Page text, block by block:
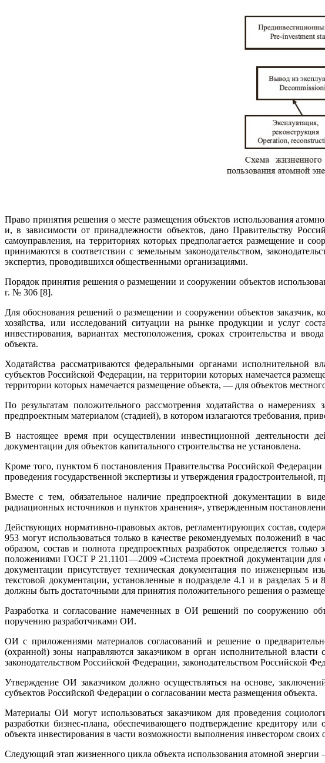
Право принятия решения о месте размещения объектов использования
и, в зависимости от принадлежности объектов, дано Правительству
самоуправления, на территориях которых предполагается размещение и
принимаются в соответствии с земельным законодательством,
экспертиз, проводившихся общественными организациями.
Порядок принятия решения о размещении и сооружении объектов
г. № 306 [8].
Для обоснования решений о размещении и сооружении объектов заказчик,
хозяйства, или исследований ситуации на рынке продукции и услуг
инвестирования, вариантах местоположения, сроках строительства и
объекта.
Ходатайства рассматриваются федеральными органами исполнительной
субъектов Российской Федерации, на территории которых намечается
территории которых намечается размещение объекта, — для объектов
По результатам положительного рассмотрения ходатайства о
предпроектным материалом (стадией), в котором излагаются требования,
В настоящее время при осуществлении инвестиционной деятельности
документации для объектов капитального строительства не установлена.
Кроме того, пунктом 6 постановления Правительства Российской
проведения государственной экспертизы и утверждения
Вместе с тем, обязательное наличие предпроектной документации в
радиационных источников и пунктов хранения», утвержденным
Действующих нормативно-правовых актов, регламентирующих состав,
953 могут использоваться только в качестве рекомендуемых положений в
образом, состав и полнота предпроектных разработок определяется
положениями ГОСТ Р 21.1101—2009 «Система проектной документации для
документации присутствует техническая документация по
текстовой документации, установленные в подразделе 4.1 и в
должны быть достаточными для принятия положительного решения о
Разработка и согласование намеченных в ОИ решений по сооружению
поручению разработчиками ОИ.
ОИ с приложениями материалов согласований и решение о
(охранной) зоны направляются заказчиком в орган исполнительной
законодательством Российской Федерации, законодательством
Утверждение ОИ заказчиком должно осуществляться на основе,
субъектов Российской Федерации о согласовании места размещения объекта.
Материалы ОИ могут использоваться заказчиком для проведения
разработки бизнес-плана, обеспечивающего подтверждение кредитору
объекта инвестирования в части возможности выполнения инвестором своих
Следующий этап жизненного цикла объекта использования атомной